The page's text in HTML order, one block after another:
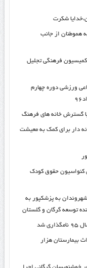
شکرت
هموطنان از جانب
فرهنگی تجلیل
اجتماعی ورزشی دوره چهارم
گسترش خانه های فرهنگ
دار برای کمک به معیشت
کنواسیون حقوق کودک
به پزشکپور به
توسعه گرگان و گلستان
بیمارستان هزار